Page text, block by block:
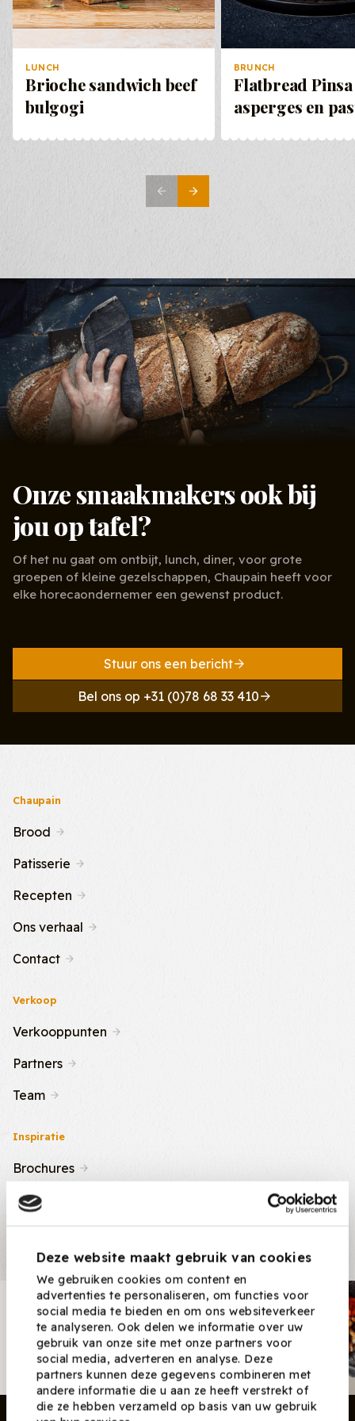
Deze website maakt gebruik van cookies
We gebruiken cookies om content en
advertenties te personaliseren, om functies voor
social media te bieden en om ons websiteverkeer
te analyseren. Ook delen we informatie over uw
gebruik van onze site met onze partners voor
social media, adverteren en analyse. Deze
partners kunnen deze gegevens combineren met
andere informatie die u aan ze heeft verstrekt of
die ze hebben verzameld op basis van uw gebruik
stuks
Variatie 4: tomatenblokjes, guacamole, rode
ui, koriander, knoflooksaus
Prijs per
stuks
Totale kostprijs:
LUNCH
Brioche sandwich beef
bulgogi
BRUNCH
Flatbread
asperges en
Onze smaakmakers ook bij
jou op tafel?
Of het nu gaat om ontbijt, lunch, diner, voor grote
groepen of kleine gezelschappen, Chaupain heeft voor
elke horecaondernemer een gewenst product.
Stuur ons een bericht
Bel ons op +31 (0)78 68 33 410
Chaupain
Brood
Patisserie
Recepten
Ons verhaal
Contact
Verkoop
Verkooppunten
Partners
Team
Inspiratie
Brochures
Nieuws & Tips
Recepten
Nieuwsbrief
Ontvang nieuwe recepten,
producten en tips maandelijks in
je mailbox.